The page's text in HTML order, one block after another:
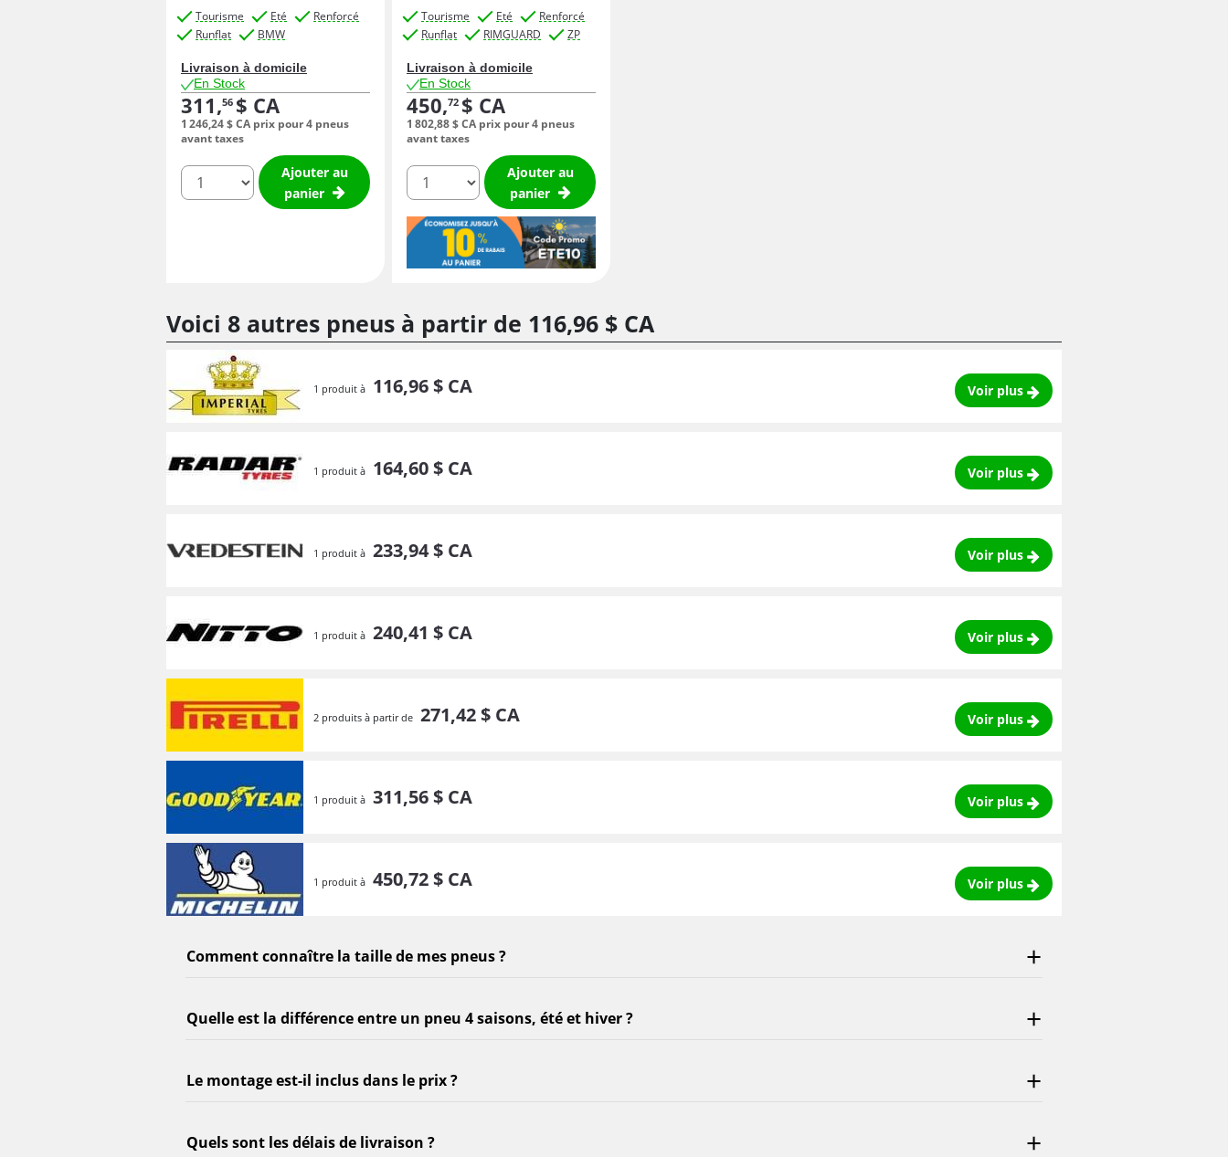
Tourisme Eté
Renforcé
Runflat
BMW
Livraison à domicile
En Stock
311,56 $ CA
1 246,24$ CA prix pour 4 pneus
avant taxes
quantité
Ajouter au
panier
Tourisme Eté
Renforcé
Runflat
RIMGUARD ZP
Livraison à domicile
En Stock
450,72 $ CA
1 802,88$ CA prix pour 4 pneus
avant taxes
quantité
Ajouter au
panier
Voici 8 autres pneus à partir de 116,96 $ CA
1 produit à 116,96$ CA Voir plus
1 produit à 164,60$ CA Voir plus
1 produit à 233,94$ CA Voir plus
1 produit à 240,41 $ CA Voir plus
2 produits à partir de 271,42$ CA Voir plus
1 produit à 311,56$ CA Voir plus
1 produit à 450,72$ CA Voir plus
Comment connaître la taille de mes pneus ?
Quelle est la différence entre un pneu 4 saisons, été et hiver ?
Le montage est-il inclus dans le prix ?
Quels sont les délais de livraison ?